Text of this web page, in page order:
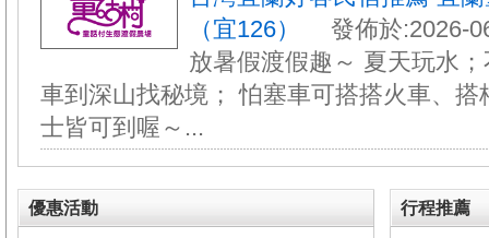
（宜126）
發佈於:2026-
放暑假渡假趣～ 夏天玩水
車到深山找秘境； 怕塞車可搭搭火車、
士皆可到喔～...
優惠活動 行程推薦